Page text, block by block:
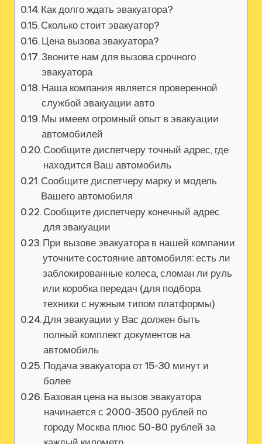
Как долго ждать эвакуатора?
Сколько стоит эвакуатор?
Цена вызова эвакуатора?
Звоните нам для вызова срочного
эвакуатора
Наша компания является проверенной
службой эвакуации авто
Мы имеем огромный опыт в эвакуации
автомобилей
Сообщите диспетчеру точный адрес, где
находится Ваш автомобиль
Сообщите диспетчеру марку и модель
Вашего автомобиля
Сообщите диспетчеру конечный адрес
для эвакуации
При вызове эвакуатора в нашей компании
уточните состояние автомобиля: есть ли
заблокированные колеса, сломан ли руль
или коробка передач (для подбора
техники с нужным типом платформы)
Для эвакуации у Вас должен быть
полный комплект документов на
автомобиль
Подача эвакуатора от 15-30 минут и
более
Базовая цена на вызов эвакуатора
начинается с 2000-3500 рублей по
городу Москва плюс 50-80 рублей за